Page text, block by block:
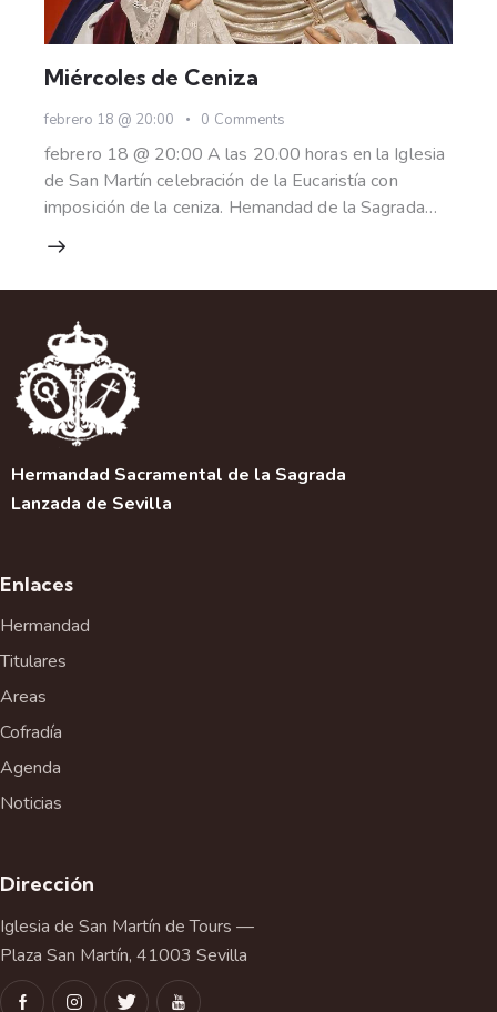
Miércoles de Ceniza
febrero 18 @ 20:00 0 Comments
febrero 18 @ 20:00 A las 20.00 horas en la Iglesia
de San Martín celebración de la Eucaristía con
imposición de la ceniza. Hemandad de la Sagrada…
Hermandad Sacramental de la Sagrada
Lanzada de Sevilla
Enlaces
Hermandad
Titulares
Areas
Cofradía
Agenda
Noticias
Dirección
Iglesia de San Martín de Tours —
Plaza San Martín, 41003 Sevilla